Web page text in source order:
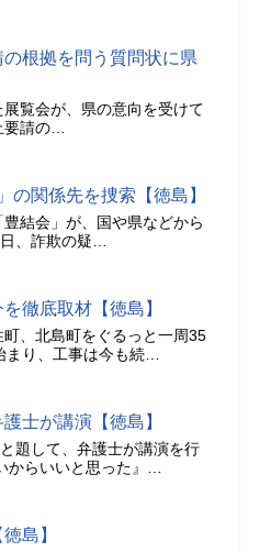
根拠を問う質問状に県
覧会が、県の意向を受けて
請の…
関係先を捜索【徳島】
結会」が、国や県などから
、詐欺の疑…
徹底取材【徳島】
、北島町をぐるっと一周35
り、工事は今も続…
士が講演【徳島】
題して、弁護士が講演を行
からいいと思った』…
島】